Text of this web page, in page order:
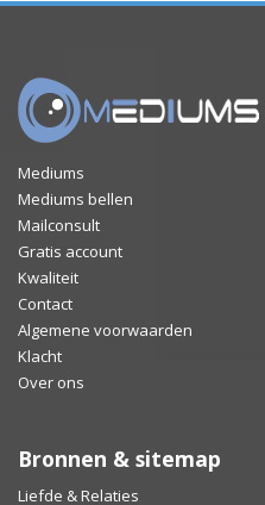
Mediums
Mediums bellen
Mailconsult
Gratis account
Kwaliteit
Contact
Algemene voorwaarden
Klacht
Over ons
Bronnen & sitemap
Liefde & Relaties